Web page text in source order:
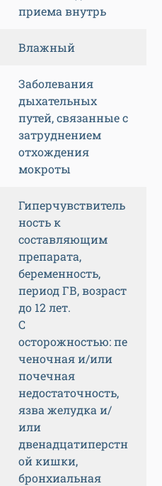
приема внутрь
Влажный
Заболевания
дыхательных
путей, связанные с
затруднением
отхождения
мокроты
Гиперчувствитель
ность к
составляющим
препарата,
беременность,
период ГВ, возраст
до 12 лет.
С
осторожностью:пе
ченочная и/или
почечная
недостаточность,
язва желудка и/
или
двенадцатиперстн
ой кишки,
бронхиальная